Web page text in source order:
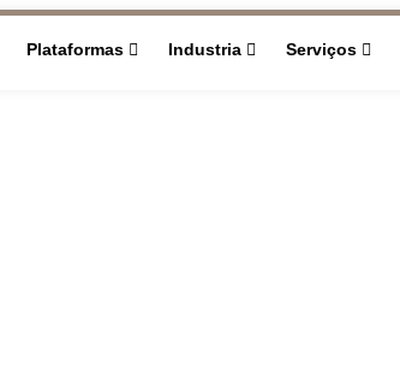
Plataformas Industria Serviços